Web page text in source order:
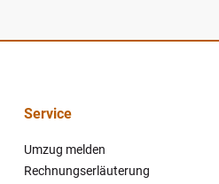
Service
Navigation
überspringen
Umzug melden
Rechnungserläuterung